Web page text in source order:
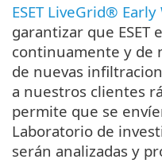
ESET LiveGrid®
garantizar que ESET
continuamente y de
de nuevas
a nuestros clientes
permite que se
Laboratorio de
serán analizadas y